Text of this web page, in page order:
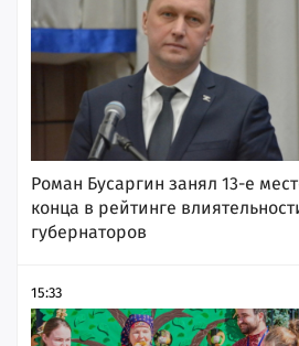
Роман Бусаргин занял 13-е
конца в рейтинге
губернаторов
15:33